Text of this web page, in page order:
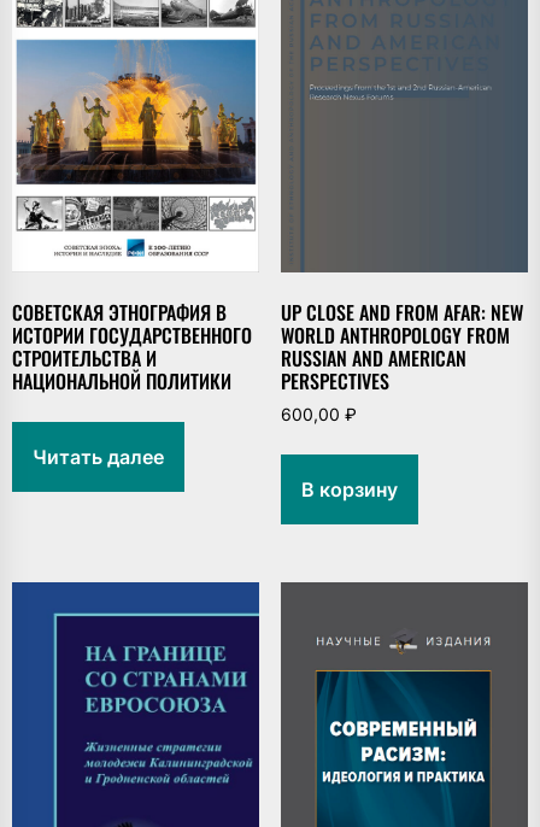
СОВЕТСКАЯ ЭТНОГРАФИЯ В
ИСТОРИИ ГОСУДАРСТВЕННОГО
СТРОИТЕЛЬСТВА И
НАЦИОНАЛЬНОЙ ПОЛИТИКИ
Читать далее
UP CLOSE AND FROM AFAR: NEW
WORLD ANTHROPOLOGY FROM
RUSSIAN AND AMERICAN
PERSPECTIVES
600,00 ₽
В корзину